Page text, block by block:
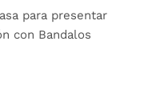
para presentar
con Bandalos